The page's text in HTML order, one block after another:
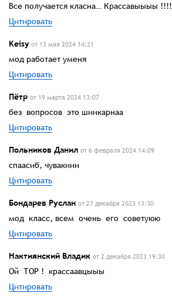
Все получается класна… Крассавыыыы !!!!
Цитировать
Keisy от 13 мая 2024 14:21
мод работает уменя
Цитировать
Пётр от 19 марта 2024 13:07
без вопросов это шиикарнаа
Цитировать
Польников Данил от 6 февраля 2024 14:09
спаасиб, чувакиии
Цитировать
Бондарев Руслан от 27 декабря 2023 13:30
мод класс, всем очень его советуюю
Цитировать
Нактиянский Владик от 2 декабря 2023 19:30
Ой ТОР ! крассаавцыыы
Цитировать